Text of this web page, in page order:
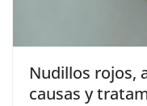
Nudillos rojos,
causas y